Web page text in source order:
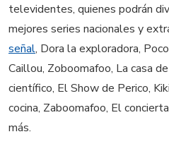
televidentes, quienes podrán
mejores series nacionales y
señal, Dora la exploradora,
Caillou, Zoboomafoo, La casa
científico, El Show de Perico,
cocina, Zaboomafoo, El
más.